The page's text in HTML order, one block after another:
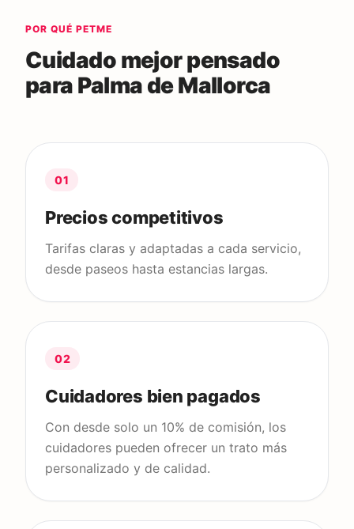
POR QUÉ PETME
Cuidado mejor pensado
para Palma de Mallorca
01
Precios competitivos
Tarifas claras y adaptadas a cada servicio,
desde paseos hasta estancias largas.
02
Cuidadores bien pagados
Con desde solo un 10% de comisión, los
cuidadores pueden ofrecer un trato más
personalizado y de calidad.